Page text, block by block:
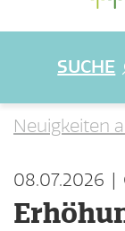
SUCHE
Neuigkeiten
08.07.2026